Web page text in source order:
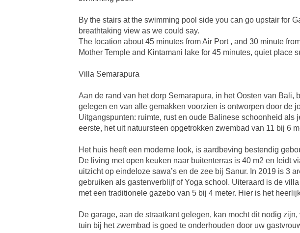
By the stairs at the swimming pool side you can go upstair for
breathtaking view as we could say.
The location about 45 minutes from Air Port , and 30 minute
Mother Temple and Kintamani lake for 45 minutes, quiet place
Villa Semarapura
Aan de rand van het dorp Semarapura, in het Oosten van
gelegen en van alle gemakken voorzien is ontworpen door de
Uitgangspunten: ruimte, rust en oude Balinese schoonheid
eerste, het uit natuursteen opgetrokken zwembad van 11 bij 6
Het huis heeft een moderne look, is aardbeving bestendig
De living met open keuken naar buitenterras is 40 m2 en leidt
uitzicht op eindeloze sawa’s en de zee bij Sanur. In 2019 is 3
gebruiken als gastenverblijf of Yoga school. Uiteraard is de
met een traditionele gazebo van 5 bij 4 meter. Hier is het
De garage, aan de straatkant gelegen, kan mocht dit nodig
tuin bij het zwembad is goed te onderhouden door uw